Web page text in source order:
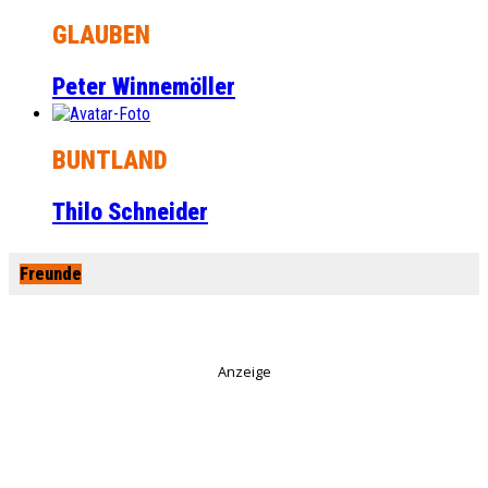
GLAUBEN
Peter Winnemöller
BUNTLAND
Thilo Schneider
Freunde
Anzeige